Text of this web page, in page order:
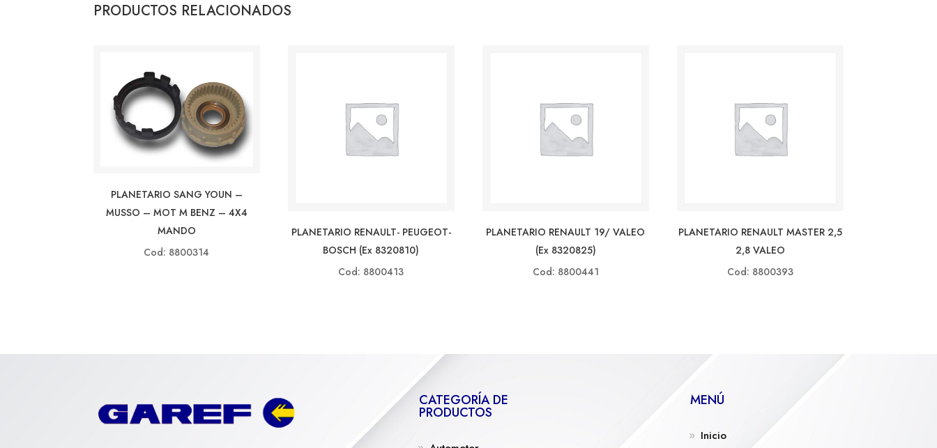
PRODUCTOS RELACIONADOS
PLANETARIO SANG YOUN –
MUSSO – MOT M BENZ – 4X4
MANDO
Cod: 8800314
PLANETARIO RENAULT- PEUGEOT-
BOSCH (ex 8320810)
Cod: 8800413
PLANETARIO RENAULT 19/ VALEO
(ex 8320825)
Cod: 8800441
PLANETARIO RENAULT MASTER 2,5
2,8 VALEO
Cod: 8800393
CATEGORÍA DE
PRODUCTOS
MENÚ
Inicio